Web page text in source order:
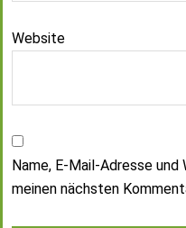
Website
Name, E-Mail-Adresse
meinen nächsten